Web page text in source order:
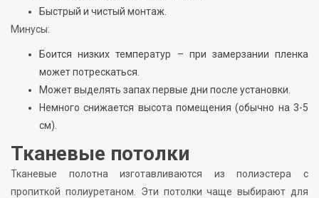
Быстрый и чистый монтаж.
Минусы:
Боится низких температур – при замерзании пленка
может потрескаться.
Может выделять запах первые дни после установки.
Немного снижается высота помещения (обычно на 3-5
см).
Тканевые потолки
Тканевые полотна изготавливаются из полиэстера с
пропиткой полиуретаном. Эти потолки чаще выбирают для